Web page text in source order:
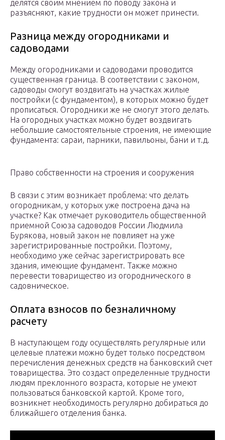
делятся своим мнением по поводу закона и
разъясняют, какие трудности он может принести.
Разница между огородниками и
садоводами
Между огородниками и садоводами проводится
существенная граница. В соответствии с законом,
садоводы смогут воздвигать на участках жилые
постройки (с фундаментом), в которых можно будет
прописаться. Огородники же не смогут этого делать.
На огородных участках можно будет воздвигать
небольшие самостоятельные строения, не имеющие
фундамента: сараи, парники, павильоны, бани и т.д.
Право собственности на строения и сооружения
В связи с этим возникает проблема: что делать
огородникам, у которых уже построена дача на
участке? Как отмечает руководитель общественной
приемной Союза садоводов России Людмила
Бурякова, новый закон не повлияет на уже
зарегистрированные постройки. Поэтому,
необходимо уже сейчас зарегистрировать все
здания, имеющие фундамент. Также можно
перевести товарищество из огороднического в
садовническое.
Оплата взносов по безналичному
расчету
В наступающем году осуществлять регулярные или
целевые платежи можно будет только посредством
перечисления денежных средств на банковский счет
товарищества. Это создаст определенные трудности
людям преклонного возраста, которые не умеют
пользоваться банковской картой. Кроме того,
возникнет необходимость регулярно добираться до
ближайшего отделения банка.